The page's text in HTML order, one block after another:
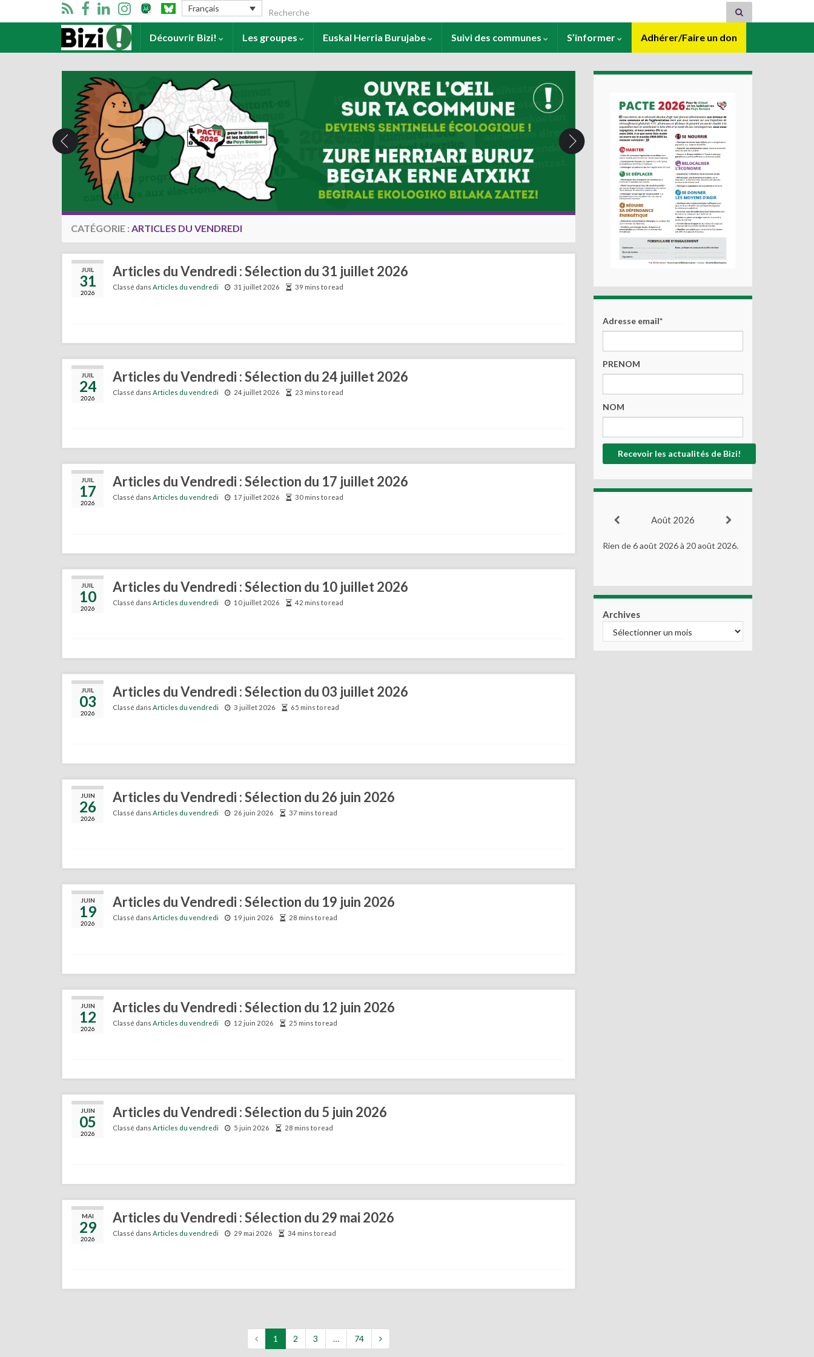
Français Search for:
Accueil Découvrir Bizi! Les groupes Euskal Herria Burujabe Suivi des communes S’informer Adhérer/Faire un don
CATÉGORIE : ARTICLES DU VENDREDI
JUIL
31
2026
Articles du Vendredi : Sélection du 31 juillet 2026
Classé dans Articles du vendredi 31 juillet 2026 39 mins to read
JUIL
24
2026
Articles du Vendredi : Sélection du 24 juillet 2026
Classé dans Articles du vendredi 24 juillet 2026 23 mins to read
JUIL
17
2026
Articles du Vendredi : Sélection du 17 juillet 2026
Classé dans Articles du vendredi 17 juillet 2026 30 mins to read
JUIL
10
2026
Articles du Vendredi : Sélection du 10 juillet 2026
Classé dans Articles du vendredi 10 juillet 2026 42 mins to read
JUIL
03
2026
Articles du Vendredi : Sélection du 03 juillet 2026
Classé dans Articles du vendredi 3 juillet 2026 65 mins to read
JUIN
26
2026
Articles du Vendredi : Sélection du 26 juin 2026
Classé dans Articles du vendredi 26 juin 2026 37 mins to read
JUIN
19
2026
Articles du Vendredi : Sélection du 19 juin 2026
Classé dans Articles du vendredi 19 juin 2026 28 mins to read
JUIN
12
2026
Articles du Vendredi : Sélection du 12 juin 2026
Classé dans Articles du vendredi 12 juin 2026 25 mins to read
JUIN
05
2026
Articles du Vendredi : Sélection du 5 juin 2026
Classé dans Articles du vendredi 5 juin 2026 28 mins to read
MAI
29
2026
Articles du Vendredi : Sélection du 29 mai 2026
Classé dans Articles du vendredi 29 mai 2026 34 mins to read
1 2 3 … 74
Adresse email*
PRENOM
NOM
Août 2026
Rien de 6 août 2026 à 20 août 2026.
Archives